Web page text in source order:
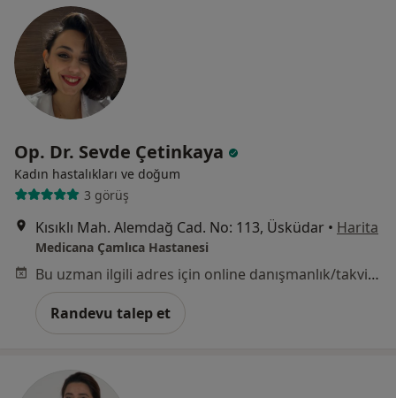
Op. Dr. Sevde Çetinkaya
Kadın hastalıkları ve doğum
3 görüş
Kısıklı Mah. Alemdağ Cad. No: 113, Üsküdar • Harita
Medicana Çamlıca Hastanesi
Bu uzman ilgili adres için online danışmanlık/takvim sunmuyor.
Randevu talep et